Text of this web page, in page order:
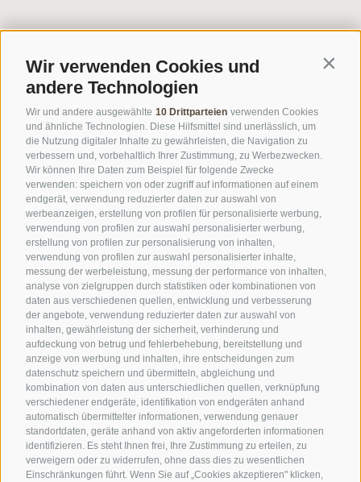
Wir verwenden Cookies und
andere Technologien
Wir und andere ausgewählte 10 Drittparteien verwenden Cookies
und ähnliche Technologien. Diese Hilfsmittel sind unerlässlich, um
die Nutzung digitaler Inhalte zu gewährleisten, die Navigation zu
verbessern und, vorbehaltlich Ihrer Zustimmung, zu Werbezwecken.
Wir können Ihre Daten zum Beispiel für folgende Zwecke
verwenden: speichern von oder zugriff auf informationen auf einem
endgerät, verwendung reduzierter daten zur auswahl von
werbeanzeigen, erstellung von profilen für personalisierte werbung,
verwendung von profilen zur auswahl personalisierter werbung,
erstellung von profilen zur personalisierung von inhalten,
verwendung von profilen zur auswahl personalisierter inhalte,
messung der werbeleistung, messung der performance von inhalten,
analyse von zielgruppen durch statistiken oder kombinationen von
daten aus verschiedenen quellen, entwicklung und verbesserung
der angebote, verwendung reduzierter daten zur auswahl von
inhalten, gewährleistung der sicherheit, verhinderung und
aufdeckung von betrug und fehlerbehebung, bereitstellung und
anzeige von werbung und inhalten, ihre entscheidungen zum
datenschutz speichern und übermitteln, abgleichung und
kombination von daten aus unterschiedlichen quellen, verknüpfung
verschiedener endgeräte, identifikation von endgeräten anhand
automatisch übermittelter informationen, verwendung genauer
standortdaten, geräte anhand von aktiv angeforderten informationen
identifizieren. Es steht Ihnen frei, Ihre Zustimmung zu erteilen, zu
verweigern oder zu widerrufen, ohne dass dies zu wesentlichen
Einschränkungen führt. Wenn Sie auf „Cookies akzeptieren" klicken,